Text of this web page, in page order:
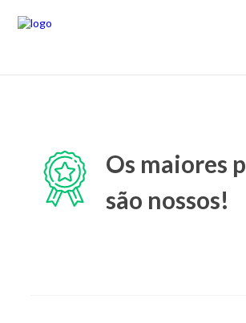
Os maiores
são nossos!